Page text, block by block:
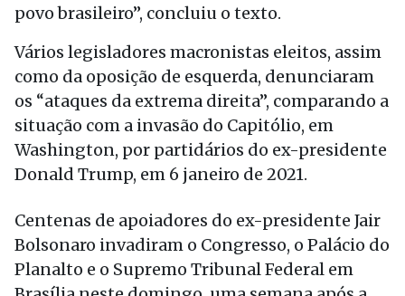
povo brasileiro”, concluiu o texto.
Vários legisladores macronistas eleitos, assim
como da oposição de esquerda, denunciaram
os “ataques da extrema direita”, comparando a
situação com a invasão do Capitólio, em
Washington, por partidários do ex-presidente
Donald Trump, em 6 janeiro de 2021.
Centenas de apoiadores do ex-presidente Jair
Bolsonaro invadiram o Congresso, o Palácio do
Planalto e o Supremo Tribunal Federal em